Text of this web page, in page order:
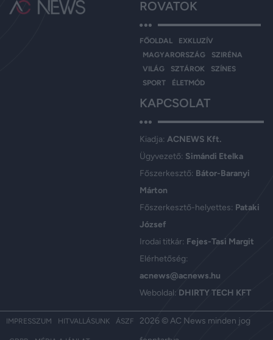
ROVATOK
FŐOLDAL
EXKLUZÍV
MAGYARORSZÁG
SZIRÉNA
VILÁG
SZTÁROK
SZÍNES
SPORT
ÉLETMÓD
KAPCSOLAT
Kiadja: ACNEWS Kft.
Ügyvezető: Simándi Etelka
Főszerkesztő: Bátor-Baranyi
Márton
Főszerkesztő-helyettes: Pataki
József
Irodai titkár: Fejes-Tasi Margit
Elérhetőség:
acnews@acnews.hu
Weboldal: DHIRTY TECH KFT
IMPRESSZUM HITVALLÁSUNK ÁSZF
2026 © AC News minden jog